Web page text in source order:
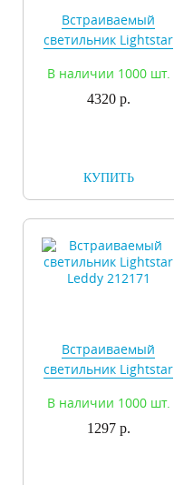
Встраиваемый
светильник Lightstar
В наличии 1000 шт.
4320 р.
КУПИТЬ
Встраиваемый
светильник Lightstar
В наличии 1000 шт.
1297 р.